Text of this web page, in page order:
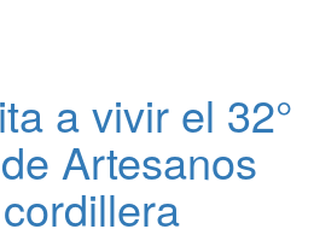
a vivir el 32°
Artesanos